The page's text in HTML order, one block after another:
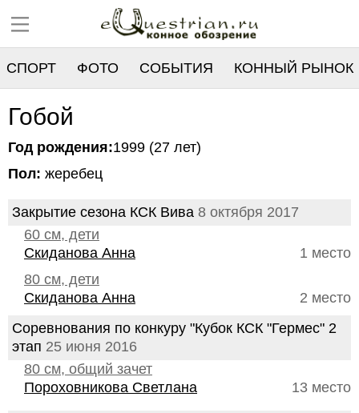
СПОРТ ФОТО СОБЫТИЯ КОННЫЙ РЫНОК
РЕЕСТР
Гобой
Год рождения:1999 (27 лет)
Пол: жеребец
Закрытие сезона КСК Вива 8 октября 2017
60 см, дети
1 место
Скиданова Анна
80 см, дети
2 место
Скиданова Анна
Соревнования по конкуру "Кубок КСК "Гермес" 2
этап 25 июня 2016
80 см, общий зачет
13 место
Пороховникова Светлана